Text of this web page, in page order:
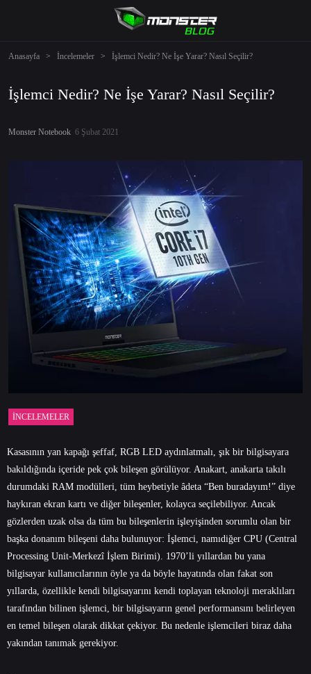
Anasayfa > İncelemeler > İşlemci Nedir? Ne İşe Yarar? Nasıl Seçilir?
İşlemci Nedir? Ne İşe Yarar? Nasıl Seçilir?
Monster Notebook 6 Şubat 2021
İNCELEMELER
Kasasının yan kapağı şeffaf, RGB LED aydınlatmalı, şık bir bilgisayara
bakıldığında içeride pek çok bileşen görülüyor. Anakart, anakarta takılı
durumdaki RAM modülleri, tüm heybetiyle âdeta “Ben buradayım!” diye
haykıran ekran kartı ve diğer bileşenler, kolayca seçilebiliyor. Ancak
gözlerden uzak olsa da tüm bu bileşenlerin işleyişinden sorumlu olan bir
başka donanım bileşeni daha bulunuyor: İşlemci, namıdiğer CPU (Central
Processing Unit-Merkezî İşlem Birimi). 1970’li yıllardan bu yana
bilgisayar kullanıcılarının öyle ya da böyle hayatında olan fakat son
yıllarda, özellikle kendi bilgisayarını kendi toplayan teknoloji meraklıları
tarafından bilinen işlemci, bir bilgisayarın genel performansını belirleyen
en temel bileşen olarak dikkat çekiyor. Bu nedenle işlemcileri biraz daha
yakından tanımak gerekiyor.